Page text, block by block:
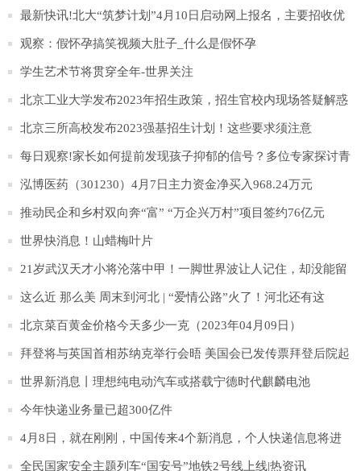
最新快讯!北大“筑梦计划”4月10日启动网上报名，主要招收优
秀农村学生
观察：假怀孕搞笑视频大肚子_什么是假怀孕
学生艺术节将贯穿全年-世界关注
北京工业大学发布2023年招生政策，招生官校内现场答疑解惑
_每日快播
北京三所高校发布2023强基招生计划！这些要求须注意
每日观察!家长如何提前发现孩子抑郁的信号？多位专家探讨青
少年抑郁防治
泓博医药（301230）4月7日主力资金净买入968.24万元
推动民企和乡村双向奔“富” “万企兴万村”项目签约76亿元
世界快消息！山蜡梅叶片
21岁武汉天才小将沦落中甲！一脚世界波让人记住，却没能留
在中超！
这么近 那么美 周末到河北 | “爱情公路”火了！河北还有这
些“爱情打卡地”超浪漫！|环球快消息
北京菜百黄金价格今天多少一克（2023年04月09日）
拜登将与英国首相苏纳克举行会晤 美国会已发传票拜登后院起
火
世界新消息丨理想纯电动汽车或搭载宁德时代麒麟电池
今年快递业务量已超300亿件
4月8日，就在刚刚，中国传来4个新消息，个人快递信息将进
行加密_当前报道
全民国家安全主题列车“国安号”地铁2号线上线|热资讯